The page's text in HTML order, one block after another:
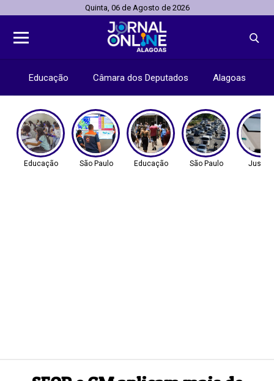
Quinta, 06 de Agosto de 2026
Educação Câmara dos Deputados Alagoas
Educação São Paulo Educação São Paulo Justiça